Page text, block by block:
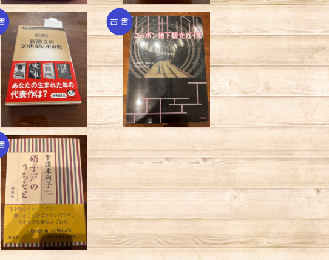
新潮文庫20世紀の100
冊/関川夏央
¥330
ニッポン地下観光ガイド
／小島健一・栗原亨・小
林哲朗・津村匡
¥330
硝子戸のうちそと／半藤
末利子
¥330